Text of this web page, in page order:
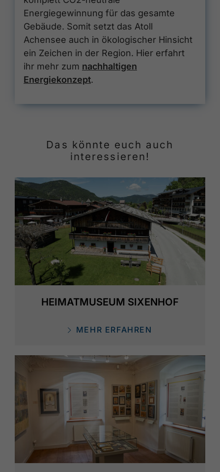
Energiegewinnung für das gesamte
Gebäude. Somit setzt das Atoll
Achensee auch in ökologischer Hinsicht
ein Zeichen in der Region. Hier erfahrt
ihr mehr zum nachhaltigen
Energiekonzept.
Das könnte euch auch
interessieren!
HEIMATMUSEUM SIXENHOF
MEHR ERFAHREN